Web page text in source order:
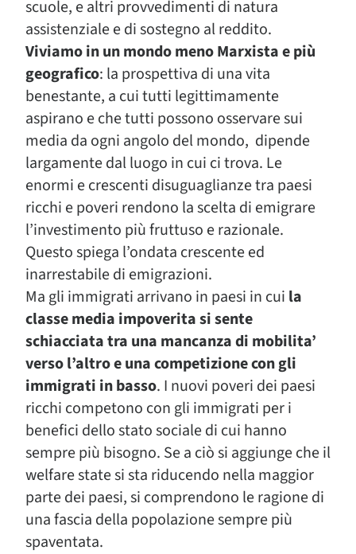
scuole, e altri provvedimenti di natura
assistenziale e di sostegno al reddito.
Viviamo in un mondo meno Marxista e più
geografico: la prospettiva di una vita
benestante, a cui tutti legittimamente
aspirano e che tutti possono osservare sui
media da ogni angolo del mondo, dipende
largamente dal luogo in cui ci trova. Le
enormi e crescenti disuguaglianze tra paesi
ricchi e poveri rendono la scelta di emigrare
l’investimento più fruttuso e razionale.
Questo spiega l’ondata crescente ed
inarrestabile di emigrazioni.
Ma gli immigrati arrivano in paesi in cui la
classe media impoverita si sente
schiacciata tra una mancanza di mobilita’
verso l’altro e una competizione con gli
immigrati in basso. I nuovi poveri dei paesi
ricchi competono con gli immigrati per i
benefici dello stato sociale di cui hanno
sempre più bisogno. Se a ciò si aggiunge che il
welfare state si sta riducendo nella maggior
parte dei paesi, si comprendono le ragione di
una fascia della popolazione sempre più
spaventata.